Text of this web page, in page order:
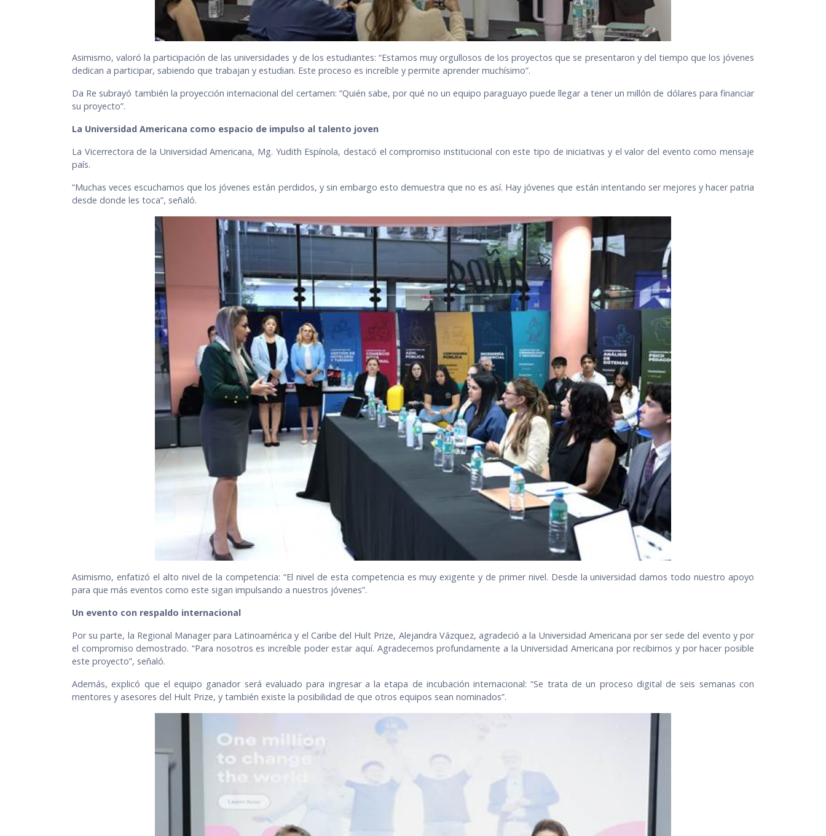
Asimismo, valoró la participación de las universidades y de los estudiantes: “Estamos muy orgullosos de los proyectos que se presentaron y del tiempo que los jóvenes
dedican a participar, sabiendo que trabajan y estudian. Este proceso es increíble y permite aprender muchísimo”.
Da Re subrayó también la proyección internacional del certamen: “Quién sabe, por qué no un equipo paraguayo puede llegar a tener un millón de dólares para financiar
su proyecto”.
La Universidad Americana como espacio de impulso al talento joven
La Vicerrectora de la Universidad Americana, Mg. Yudith Espínola, destacó el compromiso institucional con este tipo de iniciativas y el valor del evento como mensaje
país.
“Muchas veces escuchamos que los jóvenes están perdidos, y sin embargo esto demuestra que no es así. Hay jóvenes que están intentando ser mejores y hacer patria
desde donde les toca”, señaló.
Asimismo, enfatizó el alto nivel de la competencia: “El nivel de esta competencia es muy exigente y de primer nivel. Desde la universidad damos todo nuestro apoyo
para que más eventos como este sigan impulsando a nuestros jóvenes”.
Un evento con respaldo internacional
Por su parte, la Regional Manager para Latinoamérica y el Caribe del Hult Prize, Alejandra Vázquez, agradeció a la Universidad Americana por ser sede del evento y por
el compromiso demostrado. “Para nosotros es increíble poder estar aquí. Agradecemos profundamente a la Universidad Americana por recibirnos y por hacer posible
este proyecto”, señaló.
Además, explicó que el equipo ganador será evaluado para ingresar a la etapa de incubación internacional: “Se trata de un proceso digital de seis semanas con
mentores y asesores del Hult Prize, y también existe la posibilidad de que otros equipos sean nominados”.